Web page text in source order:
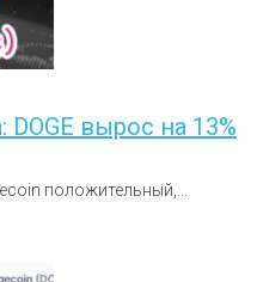
вырос на 13%
положительный,...